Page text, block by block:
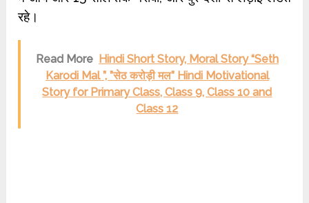
रहे।
Read More Hindi Short Story, Moral Story “Seth
Karodi Mal ”, ”सेठ करोड़ी मल” Hindi Motivational
Story for Primary Class, Class 9, Class 10 and
Class 12